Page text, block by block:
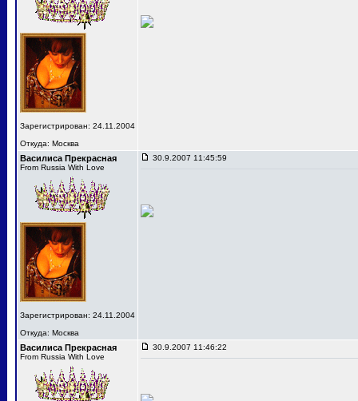
Зарегистрирован: 24.11.2004
Откуда: Москва
Василиса Прекрасная
From Russia With Love
Зарегистрирован: 24.11.2004
Откуда: Москва
30.9.2007 11:45:59
Василиса Прекрасная
From Russia With Love
30.9.2007 11:46:22